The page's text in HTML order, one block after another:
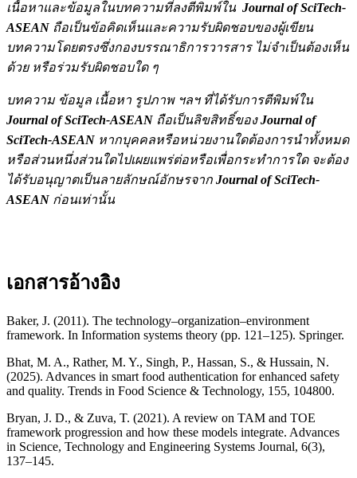
เนื้อหาและข้อมูลในบทความที่ลงตีพิมพ์ใน Journal of SciTech-
ASEAN ถือเป็นข้อคิดเห็นและความรับผิดชอบของผู้เขียน
บทความโดยตรงซึ่งกองบรรณาธิการวารสาร ไม่จำเป็นต้องเห็น
ด้วย หรือร่วมรับผิดชอบใด ๆ
บทความ ข้อมูล เนื้อหา รูปภาพ ฯลฯ ที่ได้รับการตีพิมพ์ใน
Journal of SciTech-ASEAN ถือเป็นลิขสิทธิ์ของJournal of
SciTech-ASEAN หากบุคคลหรือหน่วยงานใดต้องการนำทั้งหมด
หรือส่วนหนึ่งส่วนใดไปเผยแพร่ต่อหรือเพื่อกระทำการใด จะต้อง
ได้รับอนุญาตเป็นลายลักษณ์อักษรจาก Journal of SciTech-
ASEAN ก่อนเท่านั้น
เอกสารอ้างอิง
Baker, J. (2011). The technology–organization–environment
framework. In Information systems theory (pp. 121–125). Springer.
Bhat, M. A., Rather, M. Y., Singh, P., Hassan, S., & Hussain, N.
(2025). Advances in smart food authentication for enhanced safety
and quality. Trends in Food Science & Technology, 155, 104800.
Bryan, J. D., & Zuva, T. (2021). A review on TAM and TOE
framework progression and how these models integrate. Advances
in Science, Technology and Engineering Systems Journal, 6(3),
137–145.